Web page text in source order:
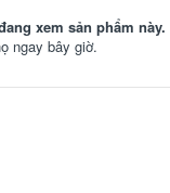
xem sản phẩm này.
ngay bây giờ.